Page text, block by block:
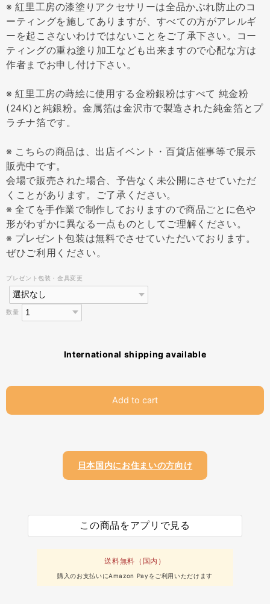
※ 紅里工房の漆塗りアクセサリーは全品かぶれ防止のコ
ーティングを施してありますが、すべての方がアレルギ
ーを起こさないわけではないことをご了承下さい。コー
ティングの重ね塗り加工なども出来ますので心配な方は
作者までお申し付け下さい。
※ 紅里工房の蒔絵に使用する金粉銀粉はすべて 純金粉
(24K)と純銀粉。金属箔は金沢市で製造された純金箔とプ
ラチナ箔です。
※ こちらの商品は、出店イベント・百貨店催事等で展示
販売中です。
会場で販売された場合、予告なく未公開にさせていただ
くことがあります。ご了承ください。
※ 全てを手作業で制作しておりますので商品ごとに色や
形がわずかに異なる一点ものとしてご理解ください。
※ プレゼント包装は無料でさせていただいております。
ぜひご利用ください。
プレゼント包装・金具変更
数量
International shipping available
Add to cart
日本国内にお住まいの方向け
この商品をアプリで見る
送料無料（国内）
購入のお支払いにAmazon Payをご利用いただけます